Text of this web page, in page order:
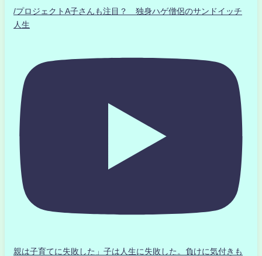
/プロジェクトA子さんも注目？ 独身ハゲ僧侶のサンドイッチ
人生
親は子育てに失敗した」子は人生に失敗した。負けに気付きも